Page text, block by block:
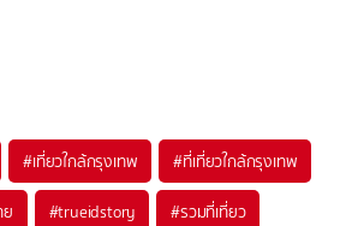
#เที่ยวใกล้กรุงเทพ #ที่เที่ยวใกล้กรุงเทพ
ย #trueidstory #รวมที่เที่ยว